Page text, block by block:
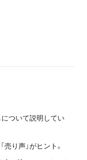
ついて説明してい
り声」がヒント。